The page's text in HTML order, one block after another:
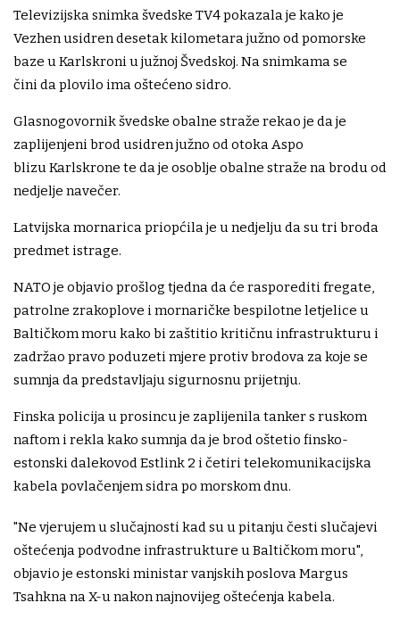
Televizijska snimka švedske TV4 pokazala je kako je
Vezhen usidren desetak kilometara južno od pomorske
baze u Karlskroni u južnoj Švedskoj. Na snimkama se
čini da plovilo ima oštećeno sidro.
Glasnogovornik švedske obalne straže rekao je da je
zaplijenjeni brod usidren južno od otoka Aspo
blizu Karlskrone te da je osoblje obalne straže na brodu od
nedjelje navečer.
Latvijska mornarica priopćila je u nedjelju da su tri broda
predmet istrage.
NATO je objavio prošlog tjedna da će rasporediti fregate,
patrolne zrakoplove i mornaričke bespilotne letjelice u
Baltičkom moru kako bi zaštitio kritičnu infrastrukturu i
zadržao pravo poduzeti mjere protiv brodova za koje se
sumnja da predstavljaju sigurnosnu prijetnju.
Finska policija u prosincu je zaplijenila tanker s ruskom
naftom i rekla kako sumnja da je brod oštetio finsko-
estonski dalekovod Estlink 2 i četiri telekomunikacijska
kabela povlačenjem sidra po morskom dnu.
"Ne vjerujem u slučajnosti kad su u pitanju česti slučajevi
oštećenja podvodne infrastrukture u Baltičkom moru",
objavio je estonski ministar vanjskih poslova Margus
Tsahkna na X-u nakon najnovijeg oštećenja kabela.